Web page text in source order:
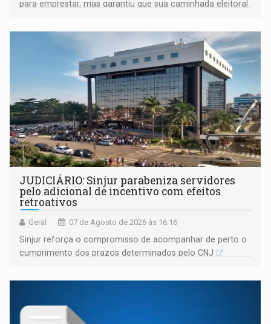
para emprestar, mas garantiu que sua caminhada eleitoral
JUDICIÁRIO: Sinjur parabeniza servidores
pelo adicional de incentivo com efeitos
retroativos
Geral 07 de Agosto de 2026 às 16:16
Sinjur reforça o compromisso de acompanhar de perto o
cumprimento dos prazos determinados pelo CNJ